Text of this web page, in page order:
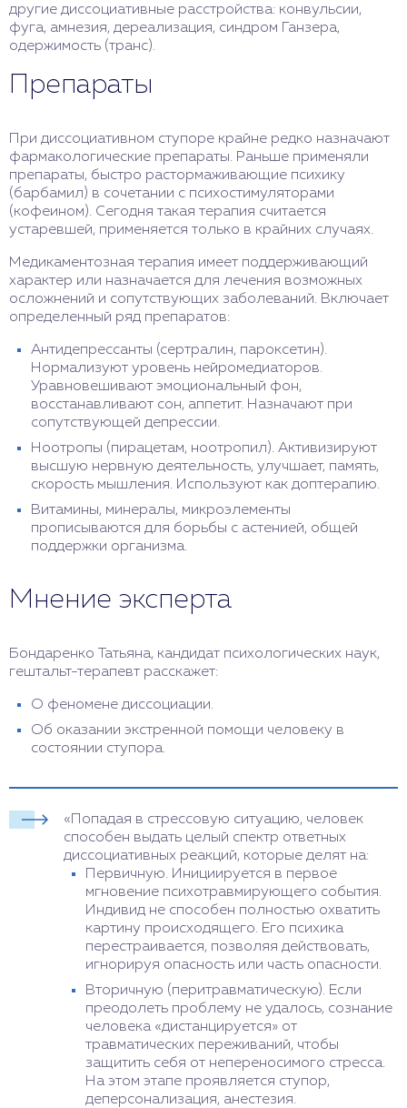
другие диссоциативные расстройства: конвульсии,
фуга, амнезия, дереализация, синдром Ганзера,
одержимость (транс).
Препараты
При диссоциативном ступоре крайне редко назначают
фармакологические препараты. Раньше применяли
препараты, быстро растормаживающие психику
(барбамил) в сочетании с психостимуляторами
(кофеином). Сегодня такая терапия считается
устаревшей, применяется только в крайних случаях.
Медикаментозная терапия имеет поддерживающий
характер или назначается для лечения возможных
осложнений и сопутствующих заболеваний. Включает
определенный ряд препаратов:
Антидепрессанты (сертралин, пароксетин).
Нормализуют уровень нейромедиаторов.
Уравновешивают эмоциональный фон,
восстанавливают сон, аппетит. Назначают при
сопутствующей депрессии.
Ноотропы (пирацетам, ноотропил). Активизируют
высшую нервную деятельность, улучшает, память,
скорость мышления. Используют как доптерапию.
Витамины, минералы, микроэлементы
прописываются для борьбы с астенией, общей
поддержки организма.
Мнение эксперта
Бондаренко Татьяна, кандидат психологических наук,
гештальт-терапевт расскажет:
О феномене диссоциации.
Об оказании экстренной помощи человеку в
состоянии ступора.
«Попадая в стрессовую ситуацию, человек
способен выдать целый спектр ответных
диссоциативных реакций, которые делят на:
Первичную. Инициируется в первое
мгновение психотравмирующего события.
Индивид не способен полностью охватить
картину происходящего. Его психика
перестраивается, позволяя действовать,
игнорируя опасность или часть опасности.
Вторичную (перитравматическую). Если
преодолеть проблему не удалось, сознание
человека «дистанцируется» от
травматических переживаний, чтобы
защитить себя от непереносимого стресса.
На этом этапе проявляется ступор,
деперсонализация, анестезия.